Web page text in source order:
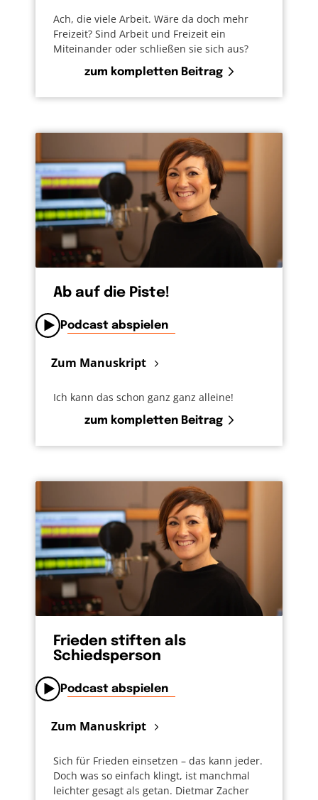
Ach, die viele Arbeit. Wäre da doch mehr
Freizeit? Sind Arbeit und Freizeit ein
Miteinander oder schließen sie sich aus?
zum kompletten Beitrag
Ab auf die Piste!
Podcast abspielen
Zum Manuskript
Ich kann das schon ganz ganz alleine!
zum kompletten Beitrag
Frieden stiften als
Schiedsperson
Podcast abspielen
Zum Manuskript
Sich für Frieden einsetzen – das kann jeder.
Doch was so einfach klingt, ist manchmal
leichter gesagt als getan. Dietmar Zacher